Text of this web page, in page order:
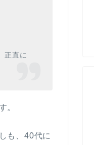
正直に
。
も、40代に